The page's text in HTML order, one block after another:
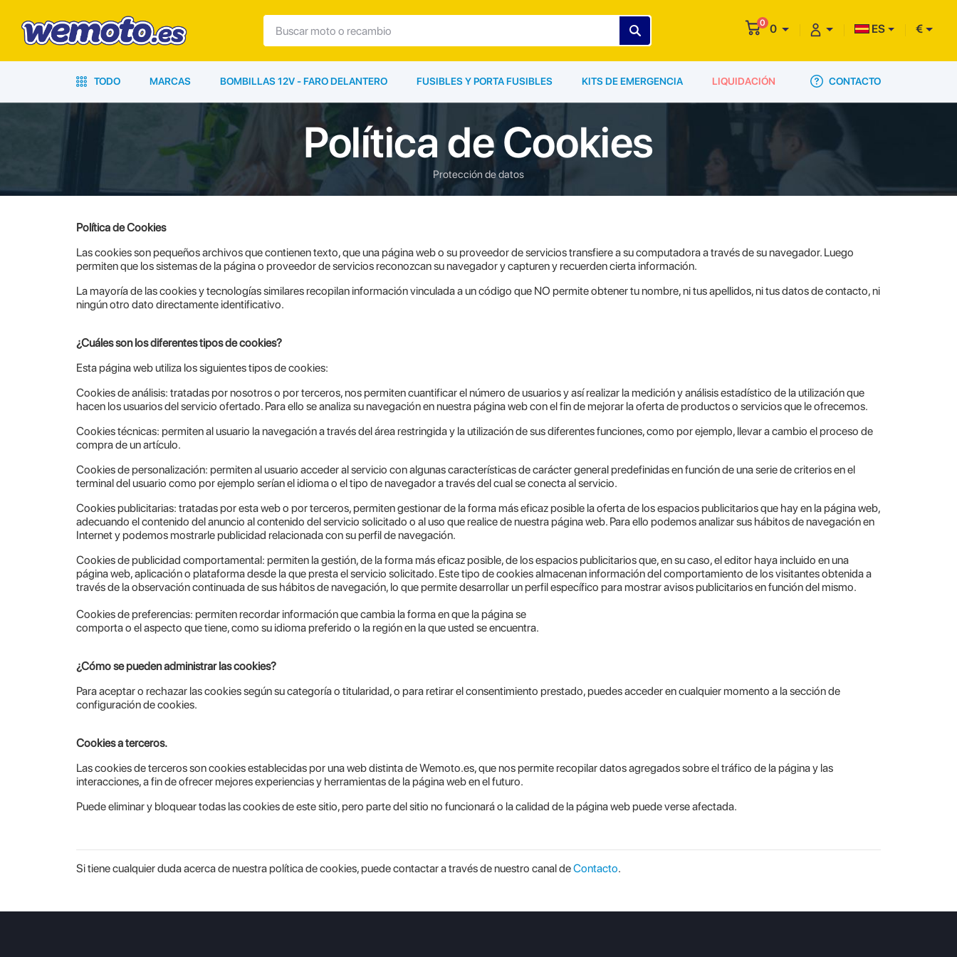
0 0 ES €
TODO MARCAS BOMBILLAS 12V - FARO DELANTERO FUSIBLES Y PORTA FUSIBLES KITS DE EMERGENCIA LIQUIDACIÓN CONTACTO
Política de Cookies
Protección de datos
Política de Cookies
Las cookies son pequeños archivos que contienen texto, que una página web o su proveedor de servicios transfiere a su computadora a través de su navegador. Luego
permiten que los sistemas de la página o proveedor de servicios reconozcan su navegador y capturen y recuerden cierta información.
La mayoría de las cookies y tecnologías similares recopilan información vinculada a un código que NO permite obtener tu nombre, ni tus apellidos, ni tus datos de contacto, ni
ningún otro dato directamente identificativo.
¿Cuáles son los diferentes tipos de cookies?
Esta página web utiliza los siguientes tipos de cookies:
Cookies de análisis: tratadas por nosotros o por terceros, nos permiten cuantificar el número de usuarios y así realizar la medición y análisis estadístico de la utilización que
hacen los usuarios del servicio ofertado. Para ello se analiza su navegación en nuestra página web con el fin de mejorar la oferta de productos o servicios que le ofrecemos.
Cookies técnicas: permiten al usuario la navegación a través del área restringida y la utilización de sus diferentes funciones, como por ejemplo, llevar a cambio el proceso de
compra de un artículo.
Cookies de personalización: permiten al usuario acceder al servicio con algunas características de carácter general predefinidas en función de una serie de criterios en el
terminal del usuario como por ejemplo serían el idioma o el tipo de navegador a través del cual se conecta al servicio.
Cookies publicitarias: tratadas por esta web o por terceros, permiten gestionar de la forma más eficaz posible la oferta de los espacios publicitarios que hay en la página web,
adecuando el contenido del anuncio al contenido del servicio solicitado o al uso que realice de nuestra página web. Para ello podemos analizar sus hábitos de navegación en
Internet y podemos mostrarle publicidad relacionada con su perfil de navegación.
Cookies de publicidad comportamental: permiten la gestión, de la forma más eficaz posible, de los espacios publicitarios que, en su caso, el editor haya incluido en una
página web, aplicación o plataforma desde la que presta el servicio solicitado. Este tipo de cookies almacenan información del comportamiento de los visitantes obtenida a
través de la observación continuada de sus hábitos de navegación, lo que permite desarrollar un perfil específico para mostrar avisos publicitarios en función del mismo.
Cookies de preferencias: permiten recordar información que cambia la forma en que la página se
comporta o el aspecto que tiene, como su idioma preferido o la región en la que usted se encuentra.
¿Cómo se pueden administrar las cookies?
Para aceptar o rechazar las cookies según su categoría o titularidad, o para retirar el consentimiento prestado, puedes acceder en cualquier momento a la sección de
configuración de cookies.
Cookies a terceros.
Las cookies de terceros son cookies establecidas por una web distinta de Wemoto.es, que nos permite recopilar datos agregados sobre el tráfico de la página y las
interacciones, a fin de ofrecer mejores experiencias y herramientas de la página web en el futuro.
Puede eliminar y bloquear todas las cookies de este sitio, pero parte del sitio no funcionará o la calidad de la página web puede verse afectada.
Si tiene cualquier duda acerca de nuestra política de cookies, puede contactar a través de nuestro canal deContacto.